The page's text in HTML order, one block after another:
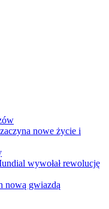
nowe życie i
wywołał rewolucję
nową gwiazdą